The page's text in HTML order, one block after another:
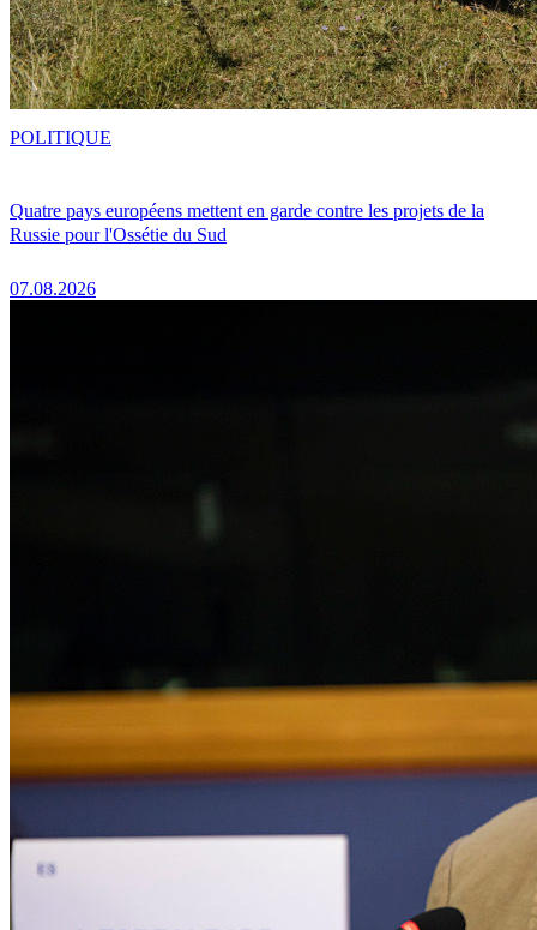
Quatre pays européens mettent en garde contre les projets de la
Russie pour l'Ossétie du Sud
07.08.2026
POLITIQUE